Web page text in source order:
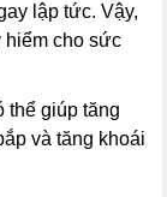
lập tức. Vậy,
hiểm cho sức
thể giúp tăng
và tăng khoái